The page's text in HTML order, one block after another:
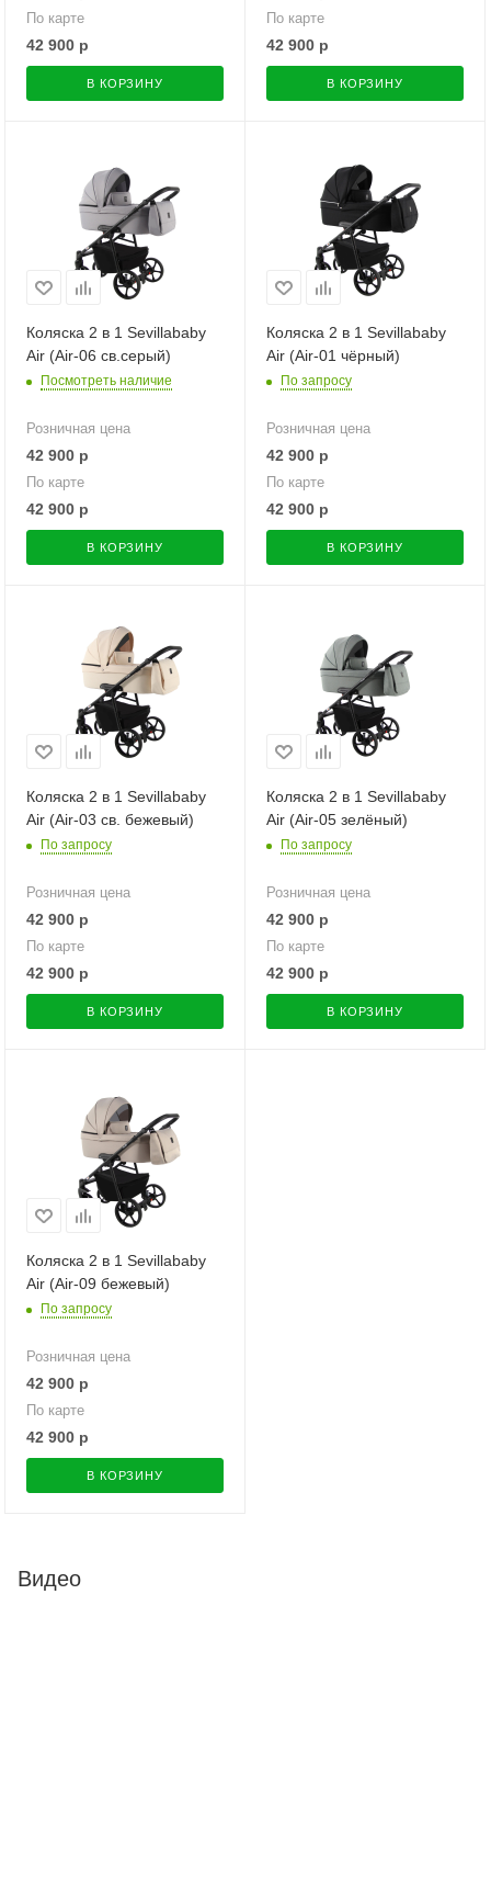
По карте
42 900 р
В КОРЗИНУ
По карте
42 900 р
В КОРЗИНУ
Коляска 2 в 1 Sevillababy
Air (Air-06 св.серый)
Посмотреть наличие
Розничная цена
42 900 р
По карте
42 900 р
В КОРЗИНУ
Коляска 2 в 1 Sevillababy
Air (Air-01 чёрный)
По запросу
Розничная цена
42 900 р
По карте
42 900 р
В КОРЗИНУ
Коляска 2 в 1 Sevillababy
Air (Air-03 св. бежевый)
По запросу
Розничная цена
42 900 р
По карте
42 900 р
В КОРЗИНУ
Коляска 2 в 1 Sevillababy
Air (Air-05 зелёный)
По запросу
Розничная цена
42 900 р
По карте
42 900 р
В КОРЗИНУ
Коляска 2 в 1 Sevillababy
Air (Air-09 бежевый)
По запросу
Розничная цена
42 900 р
По карте
42 900 р
В КОРЗИНУ
Видео